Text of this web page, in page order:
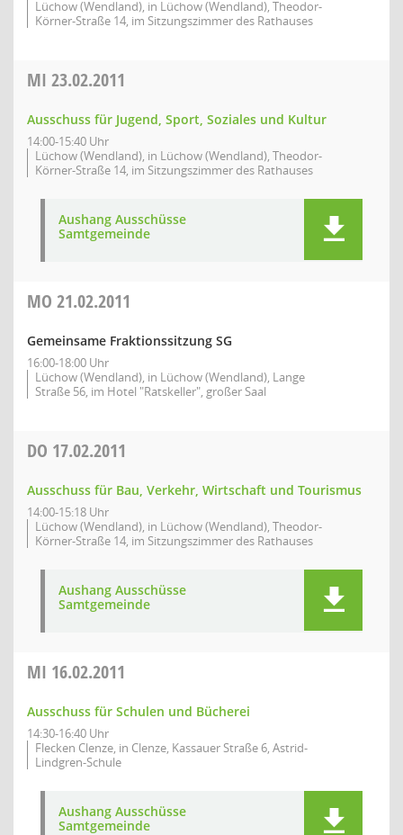
Lüchow (Wendland), in Lüchow (Wendland), Theodor-
Körner-Straße 14, im Sitzungszimmer des Rathauses
MI 23.02.2011
Ausschuss für Jugend, Sport, Soziales und Kultur
14:00-15:40 Uhr
Lüchow (Wendland), in Lüchow (Wendland), Theodor-
Körner-Straße 14, im Sitzungszimmer des Rathauses
Aushang Ausschüsse
Samtgemeinde
MO 21.02.2011
Gemeinsame Fraktionssitzung SG
16:00-18:00 Uhr
Lüchow (Wendland), in Lüchow (Wendland), Lange
Straße 56, im Hotel "Ratskeller", großer Saal
DO 17.02.2011
Ausschuss für Bau, Verkehr, Wirtschaft und Tourismus
14:00-15:18 Uhr
Lüchow (Wendland), in Lüchow (Wendland), Theodor-
Körner-Straße 14, im Sitzungszimmer des Rathauses
Aushang Ausschüsse
Samtgemeinde
MI 16.02.2011
Ausschuss für Schulen und Bücherei
14:30-16:40 Uhr
Flecken Clenze, in Clenze, Kassauer Straße 6, Astrid-
Lindgren-Schule
Aushang Ausschüsse
Samtgemeinde